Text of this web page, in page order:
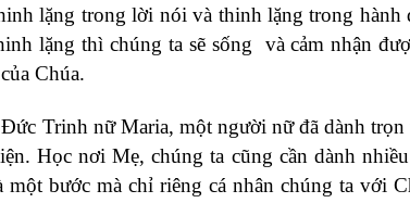
lặng trong lời nói và thinh lặng trong hành
lặng thì chúng ta sẽ sống và cảm nhận
Chúa.
Trinh nữ Maria, một người nữ đã dành
Học nơi Mẹ, chúng ta cũng cần dành
bước mà chỉ riêng cá nhân chúng ta với